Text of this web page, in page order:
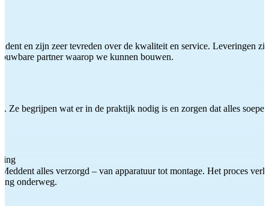
en zijn zeer tevreden over de kwaliteit en service. Leveringen
partner waarop we kunnen bouwen.
Ze begrijpen wat er in de praktijk nodig is en zorgen dat alles
alles verzorgd – van apparatuur tot montage. Het proces
onderweg.